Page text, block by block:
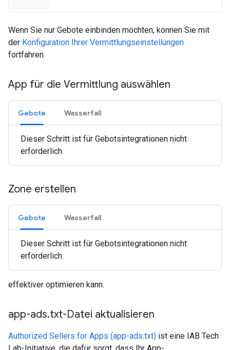
Wenn Sie nur Gebote einbinden möchten, können Sie mit
der Konfiguration Ihrer Vermittlungseinstellungen
fortfahren.
App für die Vermittlung auswählen
Gebote Wasserfall
Dieser Schritt ist für Gebotsintegrationen nicht
erforderlich.
Zone erstellen
Gebote Wasserfall
Dieser Schritt ist für Gebotsintegrationen nicht
erforderlich.
effektiver optimieren kann.
app-ads.txt-Datei aktualisieren
Authorized Sellers for Apps (app-ads.txt) ist eine IAB Tech